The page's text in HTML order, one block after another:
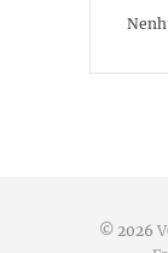
© 2026